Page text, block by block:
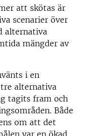
att skötas är
scenarier över
alternativa
mängder av
i en
alternativa
tagits fram och
Både
om att det
var en ökad